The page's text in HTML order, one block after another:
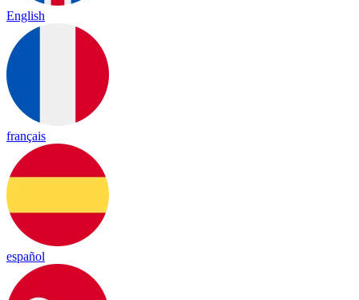
English
français
español